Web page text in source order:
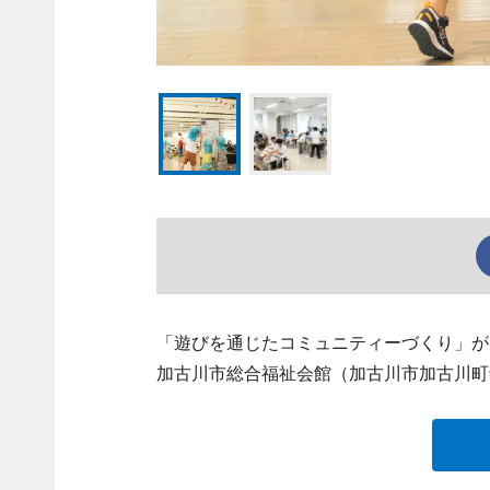
「遊びを通じたコミュニティーづくり」
加古川市総合福祉会館（加古川市加古川